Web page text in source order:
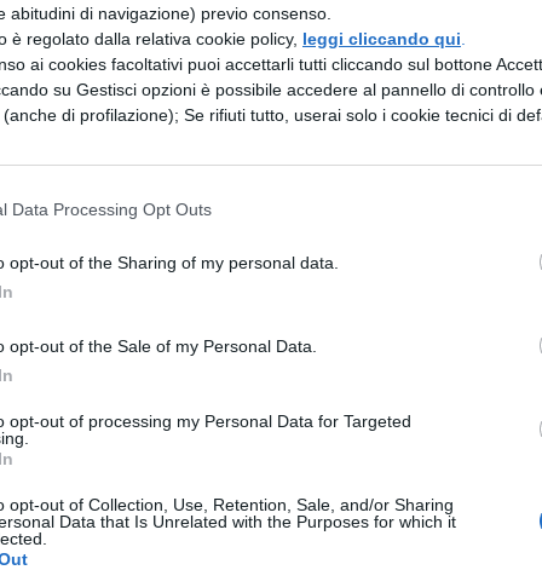
abitudini di navigazione) previo consenso.
è regolato dalla relativa cookie policy, leggi cliccando qui
ai cookies facoltativi puoi accettarli tutti cliccando sul bottone
su Gestisci opzioni è possibile accedere al pannello di controllo
di profilazione); Se rifiuti tutto, userai solo i cookie tecnici di
Data Processing Opt Outs
opt-out of the Sharing of my personal data.
opt-out of the Sale of my Personal Data.
opt-out of processing my Personal Data for Targeted
opt-out of Collection, Use, Retention, Sale, and/or Sharing
Data that Is Unrelated with the Purposes for which it
Baki Tokubetsuhen [Saga] (di nuovo una
Baki (un sequel), quest’ultimo pubblicato
al 2012. Esistono poi dueadattamenti
Nello specifico, adora combattere in un
più grandi lottatori del mondo e che li mette a
La serie New Grappler Baki muove i passi
il nuovo campione del torneo, ma un giorno
nelle arti marziali, sono fuggiti dalla loro
e i suoi amici devono bloccarli prima di venire